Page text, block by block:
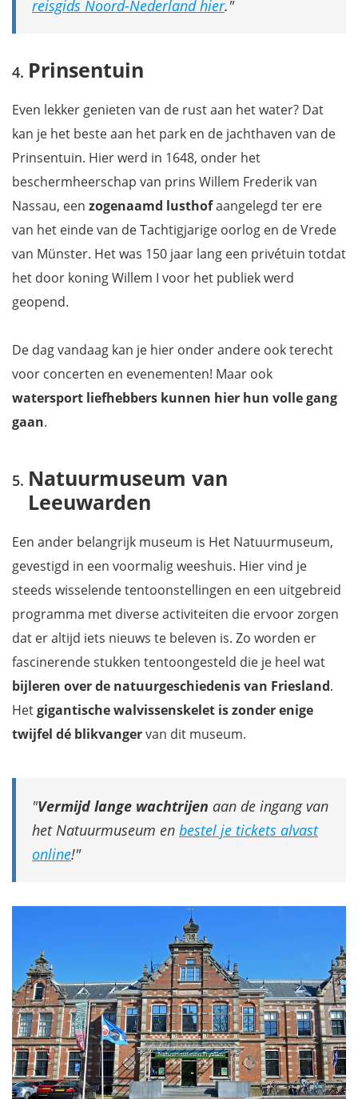
reisgids Noord-Nederland hier.
Prinsentuin
Even lekker genieten van de rust aan het water? Dat
kan je het beste aan het park en de jachthaven van de
Prinsentuin. Hier werd in 1648, onder het
beschermheerschap van prins Willem Frederik van
Nassau, een zogenaamd lusthofaangelegd ter ere
van het einde van de Tachtigjarige oorlog en de Vrede
van Münster. Het was 150 jaar lang een privétuin totdat
het door koning Willem I voor het publiek werd
geopend.
De dag vandaag kan je hier onder andere ook terecht
voor concerten en evenementen! Maar ook
watersport liefhebbers kunnen hier hun volle gang
gaan.
Natuurmuseum van
Leeuwarden
Een ander belangrijk museum is Het Natuurmuseum,
gevestigd in een voormalig weeshuis. Hier vind je
steeds wisselende tentoonstellingen en een uitgebreid
programma met diverse activiteiten die ervoor zorgen
dat er altijd iets nieuws te beleven is. Zo worden er
fascinerende stukken tentoongesteld die je heel wat
bijleren over de natuurgeschiedenis van Friesland.
Hetgigantische walvissenskelet is zonder enige
twijfel dé blikvangervan dit museum.
Vermijd lange wachtrijen aan de ingang van
het Natuurmuseum en bestel je tickets alvast
online!